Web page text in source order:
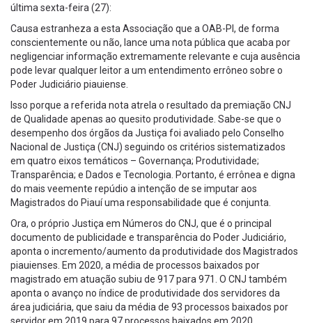
última sexta-feira (27):
Causa estranheza a esta Associação que a OAB-PI, de forma
conscientemente ou não, lance uma nota pública que acaba por
negligenciar informação extremamente relevante e cuja ausência
pode levar qualquer leitor a um entendimento errôneo sobre o
Poder Judiciário piauiense.
Isso porque a referida nota atrela o resultado da premiação CNJ
de Qualidade apenas ao quesito produtividade. Sabe-se que o
desempenho dos órgãos da Justiça foi avaliado pelo Conselho
Nacional de Justiça (CNJ) seguindo os critérios sistematizados
em quatro eixos temáticos – Governança; Produtividade;
Transparência; e Dados e Tecnologia. Portanto, é errônea e digna
do mais veemente repúdio a intenção de se imputar aos
Magistrados do Piauí uma responsabilidade que é conjunta.
Ora, o próprio Justiça em Números do CNJ, que é o principal
documento de publicidade e transparência do Poder Judiciário,
aponta o incremento/aumento da produtividade dos Magistrados
piauienses. Em 2020, a média de processos baixados por
magistrado em atuação subiu de 917 para 971. O CNJ também
aponta o avanço no índice de produtividade dos servidores da
área judiciária, que saiu da média de 93 processos baixados por